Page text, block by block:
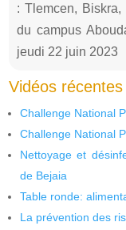
: Tlemcen,
du campus
jeudi 22 juin 2023
Vidéos récentes
Challenge National
Challenge National
Nettoyage et
de Bejaia
Table ronde:
La prévention des